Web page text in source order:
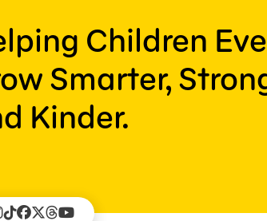
Children
Smarter,
Kinder.